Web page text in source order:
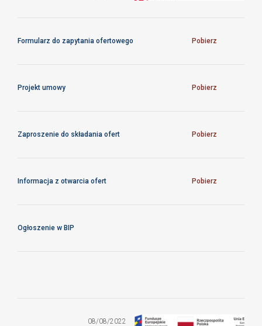
Formularz do zapytania ofertowego Pobierz
Projekt umowy Pobierz
Zaproszenie do składania ofert Pobierz
Informacja z otwarcia ofert Pobierz
Ogłoszenie w BIP
08/08/2022